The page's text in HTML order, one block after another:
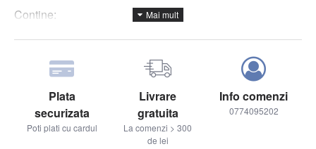
Plata
securizata
Poti plati cu cardul
Livrare
gratuita
La comenzi > 300
de lei
Info comenzi
0774095202
Contine:
Piroctone olamină - Clorhexidină:
controlează
proliferarea bacteriană.
Alantoina: reduce roșeața pielii datorită proprietăților
sale calmante.
: Se aplica direct pe zona dorita, chiar si